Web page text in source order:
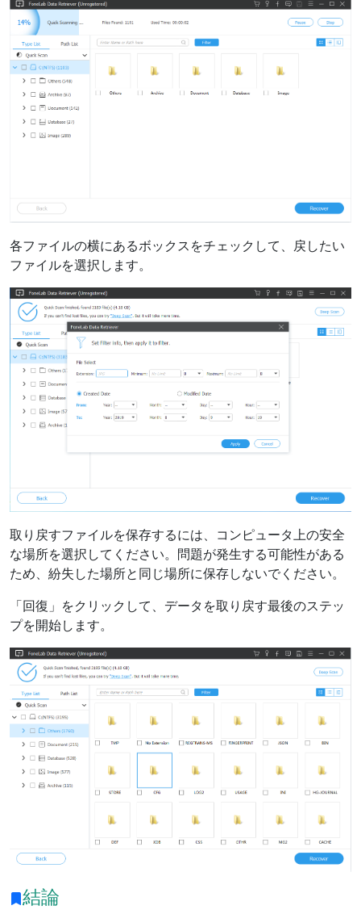
各ファイルの横にあるボックスをチェックして、戻したい
ファイルを選択します。
取り戻すファイルを保存するには、コンピュータ上の安全
な場所を選択してください。問題が発生する可能性がある
ため、紛失した場所と同じ場所に保存しないでください。
「回復」をクリックして、データを取り戻す最後のステッ
プを開始します。
結論
言語スイッチ
日本
Deutsche
Français
Italiano
Norsk
Suomalainen
Svenska
Dansk
Ελληνικά
Türk
русский
हिंदी
Bahasa Melayu
ไทย
한국어
Polskie
қазақ
Gaeilge